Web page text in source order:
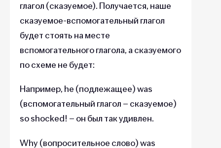
глагол (сказуемое). Получается, наше
сказуемое-вспомогательный глагол
будет стоять на месте
вспомогательного глагола, а сказуемого
по схеме не будет:
Например, he (подлежащее) was
(вспомогательный глагол – сказуемое)
so shocked! – он был так удивлен.
Why (вопросительное слово) was